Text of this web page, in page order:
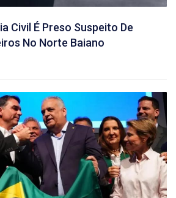
Civil É Preso Suspeito De
No Norte Baiano